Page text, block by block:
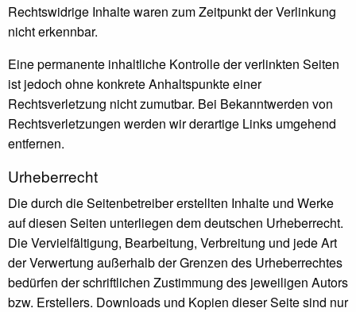
Rechtswidrige Inhalte waren zum Zeitpunkt der Verlinkung
nicht erkennbar.
Eine permanente inhaltliche Kontrolle der verlinkten Seiten
ist jedoch ohne konkrete Anhaltspunkte einer
Rechtsverletzung nicht zumutbar. Bei Bekanntwerden von
Rechtsverletzungen werden wir derartige Links umgehend
entfernen.
Urheberrecht
Die durch die Seitenbetreiber erstellten Inhalte und Werke
auf diesen Seiten unterliegen dem deutschen Urheberrecht.
Die Vervielfältigung, Bearbeitung, Verbreitung und jede Art
der Verwertung außerhalb der Grenzen des Urheberrechtes
bedürfen der schriftlichen Zustimmung des jeweiligen Autors
bzw. Erstellers. Downloads und Kopien dieser Seite sind nur